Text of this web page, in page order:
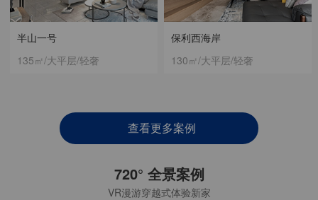
保利西海岸
130㎡/大平层/轻奢
半山一号
135㎡/大平层/轻奢
查看更多案例
720° 全景案例
VR漫游穿越式体验新家